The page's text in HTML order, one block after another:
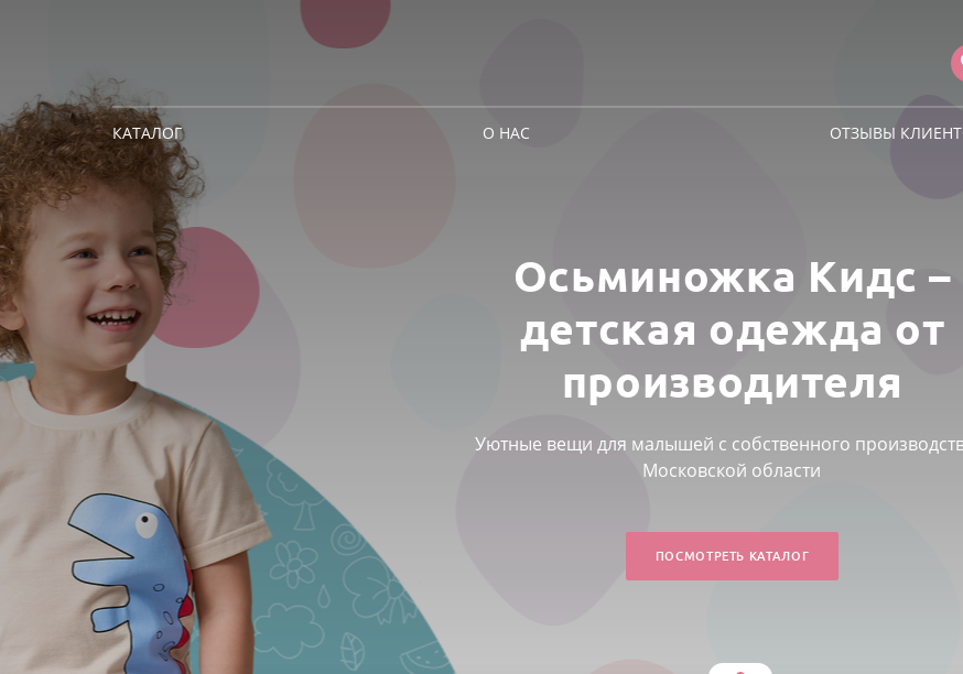
КАТАЛОГ О НАС ОТЗЫВЫ
Осьминожка Кидс –
детская одежда от
производителя
Уютные вещи для малышей с собственного
Московской области
ПОСМОТРЕТЬ КАТАЛОГ